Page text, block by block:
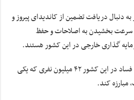
دنبال دریافت تضمین از کاندیدای پیروز و
سرعت بخشیدن به اصلاحات و حفظ
گذاری خارجی در این کشور هستند.
زلنسکی وعده داده است که با فساد در این کشور ۴۲ میلیون نفری که یکی
مبارزه کند.